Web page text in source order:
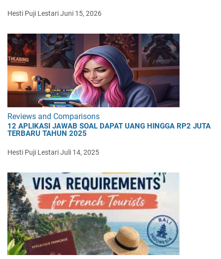
Hesti Puji LestariJuni 15, 2026
Reviews and Comparisons
12 APLIKASI JAWAB SOAL DAPAT UANG HINGGA RP2 JUTA
TERBARU TAHUN 2025
Hesti Puji LestariJuli 14, 2025